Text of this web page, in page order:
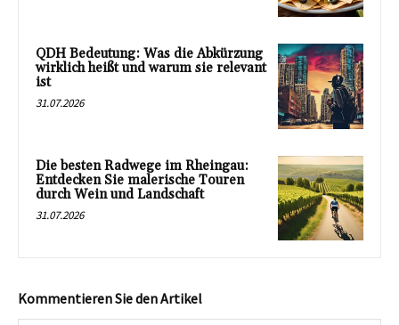
QDH Bedeutung: Was die Abkürzung
wirklich heißt und warum sie relevant
ist
31.07.2026
Die besten Radwege im Rheingau:
Entdecken Sie malerische Touren
durch Wein und Landschaft
31.07.2026
Kommentieren Sie den Artikel